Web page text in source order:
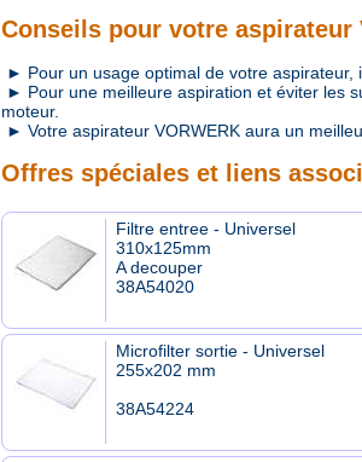
Conseils pour votre aspirateur
► Pour un usage optimal de votre aspirateur,
► Pour une meilleure aspiration et éviter les
moteur.
► Votre aspirateur VORWERK aura un
Offres spéciales et liens
Filtre entree - Universel
310x125mm
A decouper
38A54020
Microfilter sortie - Universel
255x202 mm
38A54224